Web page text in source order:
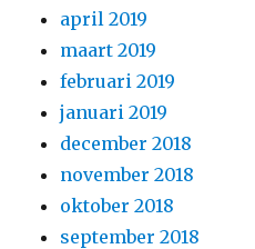
april 2019
maart 2019
februari 2019
januari 2019
december 2018
november 2018
oktober 2018
september 2018